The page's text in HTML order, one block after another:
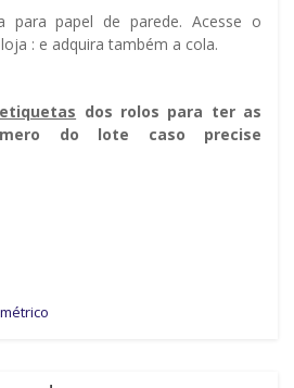
para papel de parede. Acesse o
: e adquira também a cola.
dos rolos para ter as
do lote caso precise